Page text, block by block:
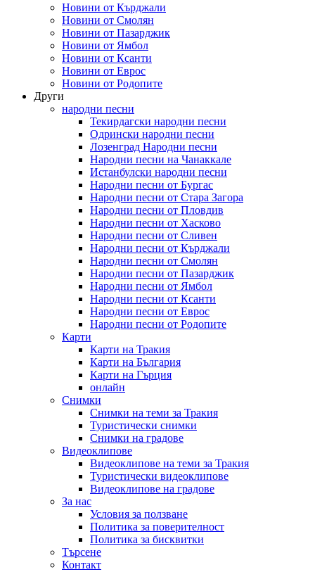
Новини от Кърджали
Новини от Смолян
Новини от Пазарджик
Новини от Ямбол
Новини от Ксанти
Новини от Еврос
Новини от Родопите
Други
народни песни
Текирдагски народни песни
Одрински народни песни
Лозенград Народни песни
Народни песни на Чанаккале
Истанбулски народни песни
Народни песни от Бургас
Народни песни от Стара Загора
Народни песни от Пловдив
Народни песни от Хасково
Народни песни от Сливен
Народни песни от Кърджали
Народни песни от Смолян
Народни песни от Пазарджик
Народни песни от Ямбол
Народни песни от Ксанти
Народни песни от Еврос
Народни песни от Родопите
Карти
Карти на Тракия
Карти на България
Карти на Гърция
онлайн
Снимки
Снимки на теми за Тракия
Туристически снимки
Снимки на градове
Видеоклипове
Видеоклипове на теми за Тракия
Туристически видеоклипове
Видеоклипове на градове
За нас
Условия за ползване
Политика за поверителност
Политика за бисквитки
Търсене
Контакт